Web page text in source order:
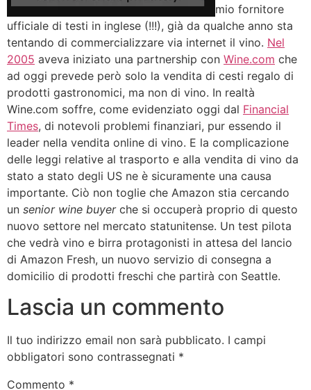
mio fornitore
ufficiale di testi in inglese (!!!), già da qualche anno sta
tentando di commercializzare via internet il vino. Nel
2005 aveva iniziato una partnership con Wine.com che
ad oggi prevede però solo la vendita di cesti regalo di
prodotti gastronomici, ma non di vino. In realtà
Wine.com soffre, come evidenziato oggi dal Financial
Times, di notevoli problemi finanziari, pur essendo il
leader nella vendita online di vino. E la complicazione
delle leggi relative al trasporto e alla vendita di vino da
stato a stato degli US ne è sicuramente una causa
importante. Ciò non toglie che Amazon stia cercando
un senior wine buyerche si occuperà proprio di questo
nuovo settore nel mercato statunitense. Un test pilota
che vedrà vino e birra protagonisti in attesa del lancio
di Amazon Fresh, un nuovo servizio di consegna a
domicilio di prodotti freschi che partirà con Seattle.
Lascia un commento
Il tuo indirizzo email non sarà pubblicato. I campi
obbligatori sono contrassegnati *
Commento *